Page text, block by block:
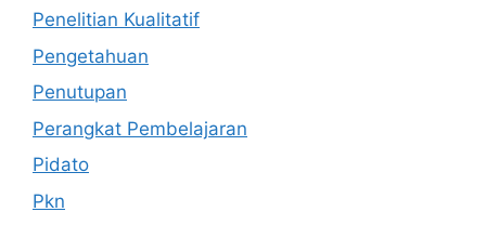
Penelitian Kualitatif
Pengetahuan
Penutupan
Perangkat Pembelajaran
Pidato
Pkn